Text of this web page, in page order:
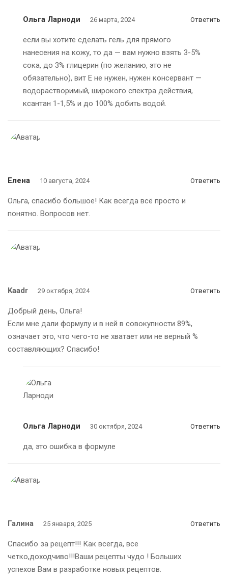
Ольга Ларноди 26 марта, 2024 Ответить
если вы хотите сделать гель для прямого
нанесения на кожу, то да — вам нужно взять 3-5%
сока, до 3% глицерин (по желанию, это не
обязательно), вит Е не нужен, нужен консервант —
водорастворимый, широкого спектра действия,
ксантан 1-1,5% и до 100% добить водой.
Елена 10 августа, 2024 Ответить
Ольга, спасибо большое! Как всегда всё просто и
понятно. Вопросов нет.
Kaadr 29 октября, 2024 Ответить
Добрый день, Ольга!
Если мне дали формулу и в ней в совокупности 89%,
означает это, что чего-то не хватает или не верный %
составляющих? Спасибо!
Ольга Ларноди 30 октября, 2024 Ответить
да, это ошибка в формуле
Галина 25 января, 2025 Ответить
Спасибо за рецепт!!! Как всегда, все
четко,доходчиво!!!Ваши рецепты чудо ! Больших
успехов Вам в разработке новых рецептов.